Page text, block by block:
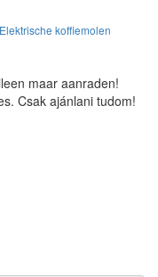
koffiemolen
maar aanraden!
Csak ajánlani tudom!